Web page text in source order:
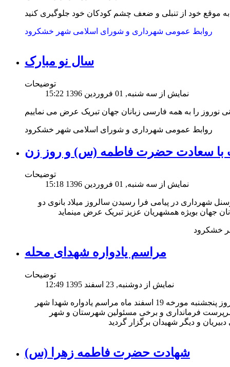
سال نو مبارک
توضیحات
نمایش از سه شنبه, 01 فروردين 1396 15:22
نوروز را به همه فارسی زبانان جهان تبریک عرض می نماییم
روابط عمومی شهرداری و شورای اسلامی شهر خشکرود
با سعادت حضرت فاطمه (س) و روز زن
توضیحات
نمایش از سه شنبه, 01 فروردين 1396 15:18
شهرداری در پیامی فرا رسیدن سالروز میلاد بانوی دو
خشکرود
مراسم یادواره شهدای محله
توضیحات
نمایش از دوشنبه, 23 اسفند 1395 12:49
به گزارش روابط عمومی شهرداری خشکرود روز پنجشنبه مورخه 19 اسفند ماه مراسم یادواره شهدا شهر
فرمانداری و برخی مسئولین شهرستان و شهر
شهادت حضرت فاطمه زهرا (س)